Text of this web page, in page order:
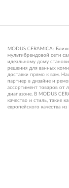
MODUS CERAMICA:
мультибрендовой сети
идеальному дому
решения для ванных
доставки прямо к вам.
партнер в дизайне и
ассортимент товаров от
диапазоне. В MODUS
качество и стиль, такие
европейского качества